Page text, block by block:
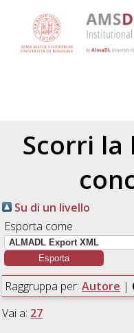
Scorri la
Su di un livello
Esporta come
Raggruppa per: Autore |
Vai a: 27